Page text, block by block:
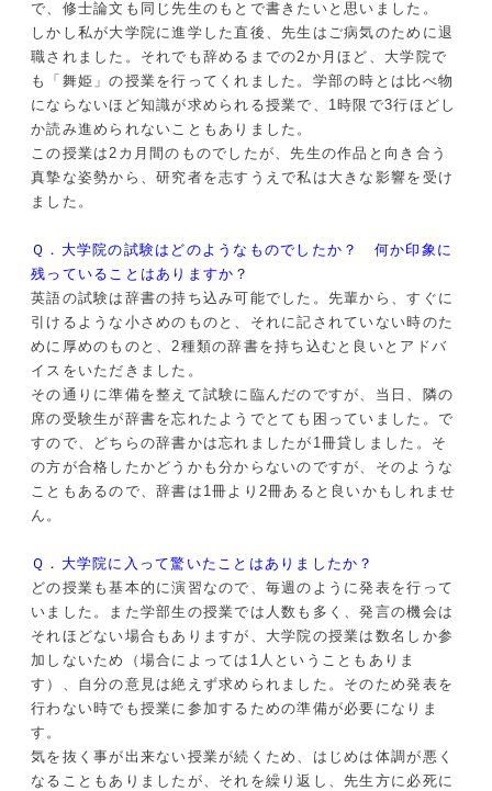
で、修士論文も同じ先生のもとで書きたいと思いました。
しかし私が大学院に進学した直後、先生はご病気のために退
職されました。それでも辞めるまでの2か月ほど、大学院で
も「舞姫」の授業を行ってくれました。学部の時とは比べ物
にならないほど知識が求められる授業で、1時限で3行ほどし
か読み進められないこともありました。
この授業は2カ月間のものでしたが、先生の作品と向き合う
真摯な姿勢から、研究者を志すうえで私は大きな影響を受け
ました。
Ｑ．大学院の試験はどのようなものでしたか？ 何か印象に
残っていることはありますか？
英語の試験は辞書の持ち込み可能でした。先輩から、すぐに
引けるような小さめのものと、それに記されていない時のた
めに厚めのものと、2種類の辞書を持ち込むと良いとアドバ
イスをいただきました。
その通りに準備を整えて試験に臨んだのですが、当日、隣の
席の受験生が辞書を忘れたようでとても困っていました。で
すので、どちらの辞書かは忘れましたが1冊貸しました。そ
の方が合格したかどうかも分からないのですが、そのような
こともあるので、辞書は1冊より2冊あると良いかもしれませ
ん。
Ｑ．大学院に入って驚いたことはありましたか？
どの授業も基本的に演習なので、毎週のように発表を行って
いました。また学部生の授業では人数も多く、発言の機会は
それほどない場合もありますが、大学院の授業は数名しか参
加しないため（場合によっては1人ということもありま
す）、自分の意見は絶えず求められました。そのため発表を
行わない時でも授業に参加するための準備が必要になりま
す。
気を抜く事が出来ない授業が続くため、はじめは体調が悪く
なることもありましたが、それを繰り返し、先生方に必死に